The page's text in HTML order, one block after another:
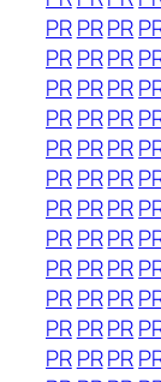
PRPRPR
PRPRPR
PRPRPR
PRPRPR
PRPRPR
PRPRPR
PRPRPR
PRPRPR
PRPRPR
PRPRPR
PRPRPR
PRPRPR